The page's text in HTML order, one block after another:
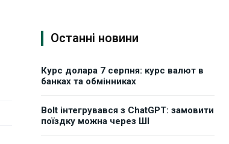
Останні новини
Курс долара 7 серпня: курс валют в
банках та обмінниках
Bolt інтегрувався з ChatGPT: замовити
поїздку можна через ШІ